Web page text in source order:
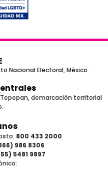
Nacional Electoral, México.
demarcación territorial
800 433 2000
986 8306
5481 9897